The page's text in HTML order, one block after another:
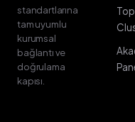
standartlarına
tam uyumlu
kurumsal
bağlantı ve
doğrulama
kapısı.